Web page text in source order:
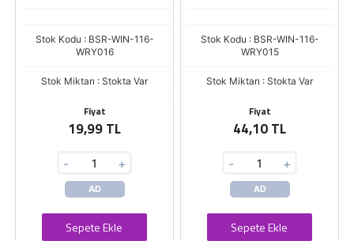
Stok Kodu : BSR-WIN-116-
WRY016
Stok Miktarı : Stokta Var
Fiyat
19,99 TL
- +
AD
Sepete Ekle
Stok Kodu : BSR-WIN-116-
WRY015
Stok Miktarı : Stokta Var
Fiyat
44,10 TL
- +
AD
Sepete Ekle